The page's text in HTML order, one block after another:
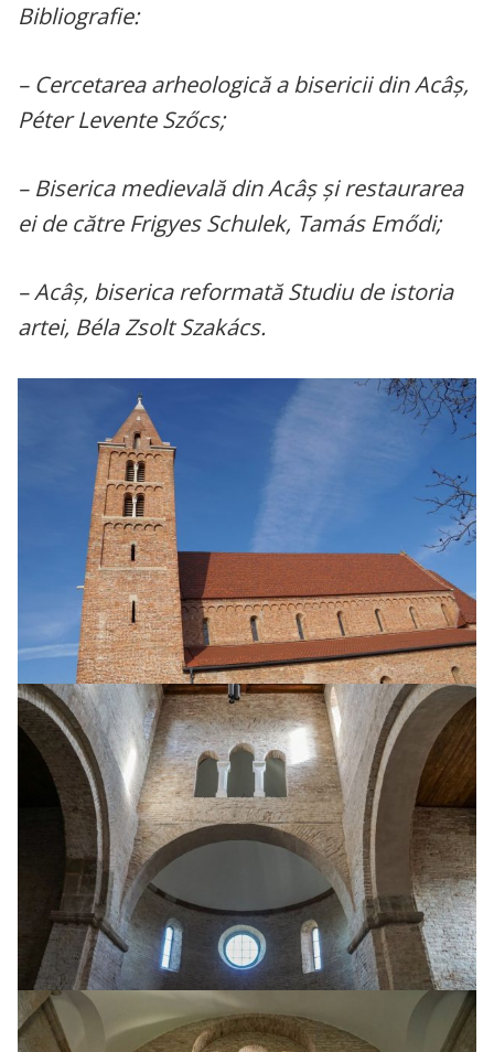
Bibliografie:
– Cercetarea arheologică a bisericii din Acâş,
Péter Levente Szőcs;
– Biserica medievală din Acâș și restaurarea
ei de către Frigyes Schulek, Tamás Emődi;
– Acâş, biserica reformată Studiu de istoria
artei, Béla Zsolt Szakács.